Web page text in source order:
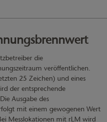
die
veröffentlichen.
25 Zeichen) und eines
der entsprechende
Ausgabe des
mit einem gewogenen Wert
Messlokationen mit rLM wird